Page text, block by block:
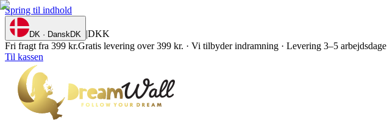
Spring til indhold
DK · DanskDK |DKK
Fri fragt fra 399 kr.Gratis levering over 399 kr. · Vi tilbyder indramning · Levering 3–5 arbejdsdage
Til kassen